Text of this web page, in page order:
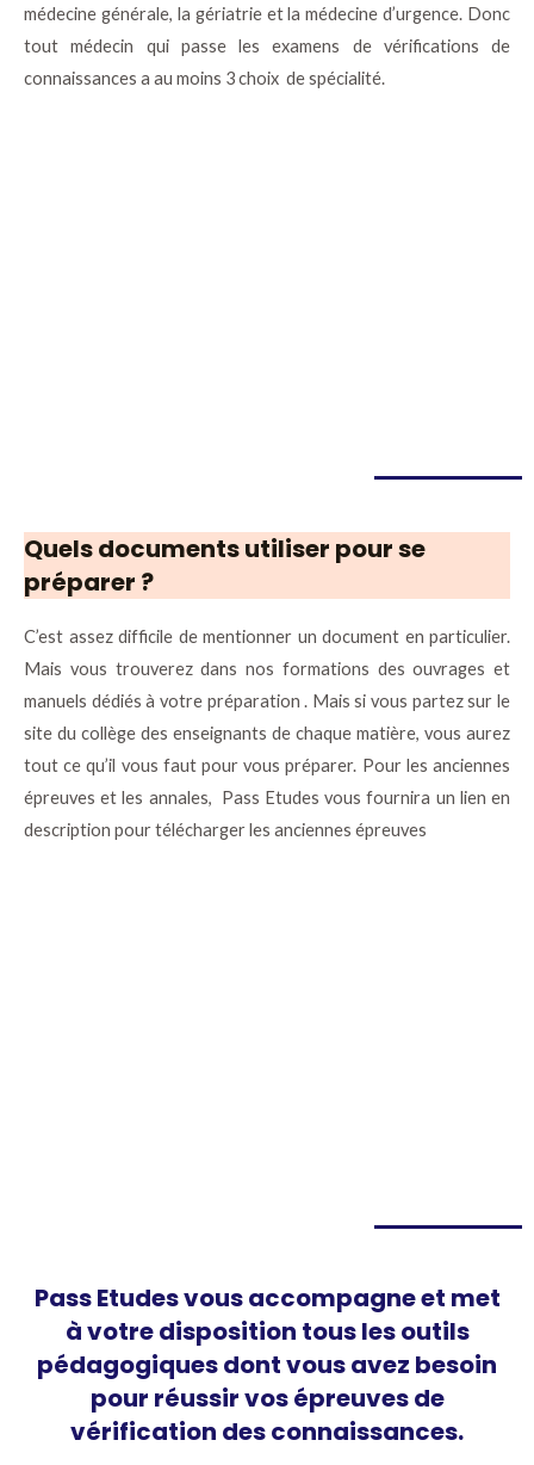
médecine générale, la gériatrie et la médecine d’urgence. Donc
tout médecin qui passe les examens de vérifications de
connaissances a au moins 3 choix de spécialité.
Quels documents utiliser pour se
préparer ?
C’est assez difficile de mentionner un document en particulier.
Mais vous trouverez dans nos formations des ouvrages et
manuels dédiés à votre préparation . Mais si vous partez sur le
site du collège des enseignants de chaque matière, vous aurez
tout ce qu’il vous faut pour vous préparer. Pour les anciennes
épreuves et les annales, Pass Etudes vous fournira un lien en
description pour télécharger les anciennes épreuves
Pass Etudes vous accompagne et met
à votre disposition tous les outils
pédagogiques dont vous avez besoin
pour réussir vos épreuves de
vérification des connaissances.